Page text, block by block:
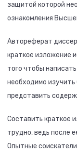
защитой которой
ознакомления
Автореферат
краткое изложение
того чтобы
необходимо
представить
Составить краткое
трудно, ведь после
Опытные